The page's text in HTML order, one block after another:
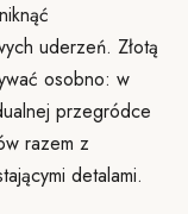
uderzeń. Złotą
osobno: w
przegródce
razem z
detalami.